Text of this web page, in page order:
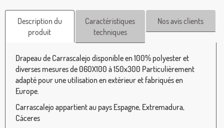
Description du
produit
Caractéristiques
techniques
Nos avis clients
Drapeau de Carrascalejo disponible en 100% polyester et
diverses mesures de 060X100 à 150x300 Particulièrement
adapté pour une utilisation en extérieur et fabriqués en
Europe.
Carrascalejo appartient au pays Espagne, Extremadura,
Cáceres